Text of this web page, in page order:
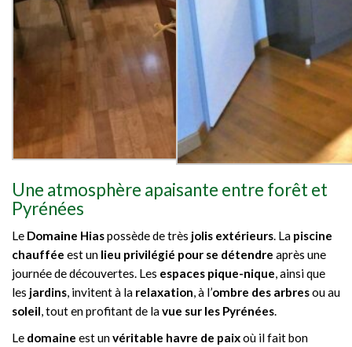
Une atmosphère apaisante entre forêt et
Pyrénées
Le Domaine Hiaspossède de très jolis extérieurs. La piscine
chauffée est un lieu privilégié pour se détendre après une
journée de découvertes. Les espaces pique-nique, ainsi que
les jardins, invitent à la relaxation, à l’ombre des arbresou au
soleil, tout en profitant de lavue sur les Pyrénées.
Le domaine est unvéritable havre de paixoù il fait bon